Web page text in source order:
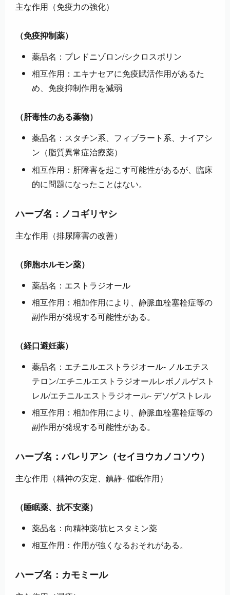
主な作用（免疫力の強化）
（免疫抑制薬）
薬品名：プレドニゾロン/シクロスポリン
相互作用：エキナセアに免疫賦活作用があるた
め、免疫抑制作用を減弱
（肝毒性のある薬物）
薬品名：スタチン系、フィブラート系、ナイアシ
ン（脂質異常症治療薬）
相互作用：肝障害を起こす可能性があるが、臨床
的に問題になったことはない。
ハーブ名：ノコギリヤシ
主な作用（排尿障害の改善）
（卵胞ホルモン薬）
薬品名：エストラジオール
相互作用：相加作用により、静脈血栓塞栓症等の
副作用が発現する可能性がある。
（経口避妊薬）
薬品名：エチニルエストラジオール- ノルエチス
テロン/エチニルエストラジオールレボノルゲスト
レル/エチニルエストラジオール- デソゲストレル
相互作用：相加作用により、静脈血栓塞栓症等の
副作用が発現する可能性がある。
ハーブ名：バレリアン（セイヨウカノコソウ）
主な作用（精神の安定、鎮静- 催眠作用）
（睡眠薬、抗不安薬）
薬品名：向精神薬/抗ヒスタミン薬
相互作用：作用が強くなるおそれがある。
ハーブ名：カモミール